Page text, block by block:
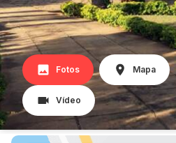
Fotos Mapa
Vídeo